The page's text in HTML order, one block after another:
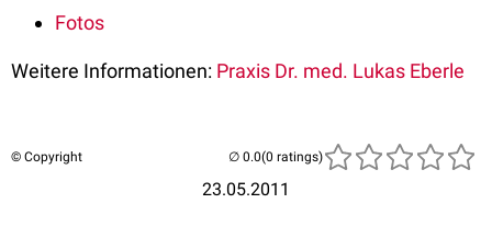
Fotos
Weitere Informationen: Praxis Dr. med. Lukas Eberle
© Copyright
23.05.2011
(0 ratings)